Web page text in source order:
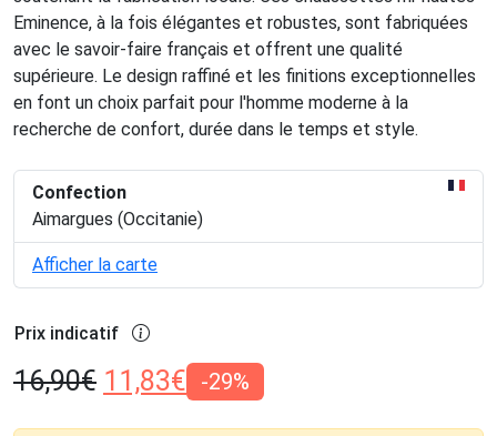
Eminence, à la fois élégantes et robustes, sont fabriquées
avec le savoir-faire français et offrent une qualité
supérieure. Le design raffiné et les finitions exceptionnelles
en font un choix parfait pour l'homme moderne à la
recherche de confort, durée dans le temps et style.
Confection
Aimargues (Occitanie)
Afficher la carte
Prix indicatif
16,90€ 11,83€ -29%